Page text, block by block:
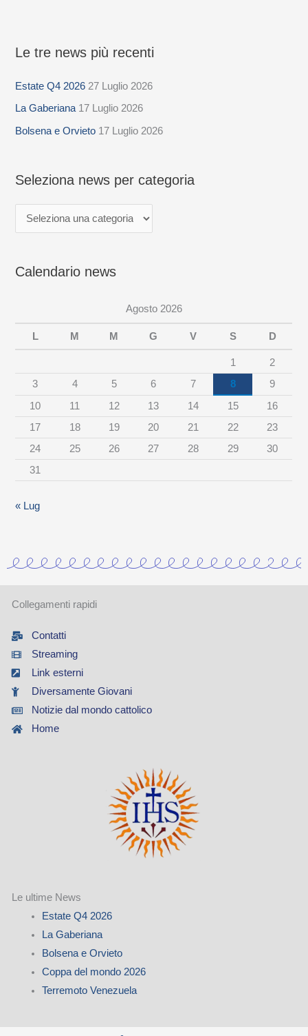
Le tre news più recenti
Estate Q4 2026 27 Luglio 2026
La Gaberiana 17 Luglio 2026
Bolsena e Orvieto 17 Luglio 2026
Seleziona news per categoria
S
l
e
z
n
w
r
c
i
Calendario news
Agosto 2026
L M M G V S D
1
2
3
4 5 6 7 8
9
10
11 12 13 14 15
16
17
18 19 20 21 22
23
24
25 26 27 28 29
30
31
« Lug
Collegamenti rapidi
Contatti
Streaming
Link esterni
Diversamente Giovani
Notizie dal mondo cattolico
Home
Le ultime News
Estate Q4 2026
La Gaberiana
Bolsena e Orvieto
Coppa del mondo 2026
Terremoto Venezuela